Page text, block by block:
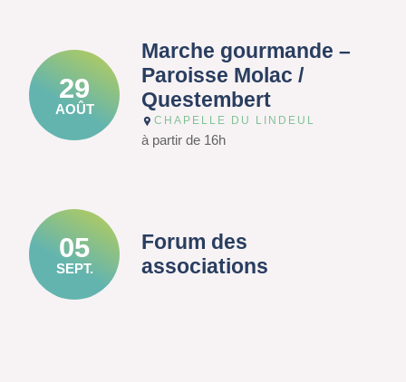
29
AOÛT
Marche gourmande –
Paroisse Molac /
Questembert
CHAPELLE DU LINDEUL
à partir de 16h
05
SEPT.
Forum des
associations